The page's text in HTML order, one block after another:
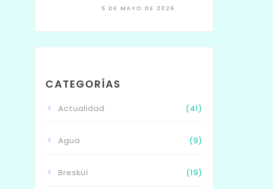
5 DE MAYO DE 2026
CATEGORÍAS
Actualidad (41)
Agua (9)
Bresküì (19)